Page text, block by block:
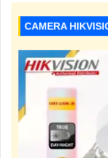
CAMERA